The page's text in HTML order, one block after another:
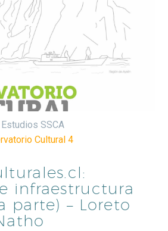
SSCA
Cultural 4
infraestructura
parte) – Loreto